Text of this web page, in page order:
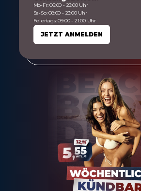
Mo-Fr: 06:00 - 23:00 Uhr
Sa-So: 08:00 - 23:00 Uhr
Feiertags: 09:00 - 21:00 Uhr
JETZT ANMELDEN
JETZT ANMELDEN